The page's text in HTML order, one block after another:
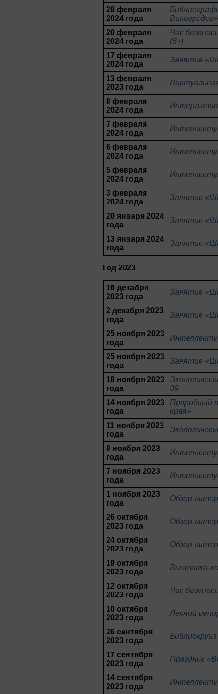
28 февраля
2024 года
20 февраля
2024 года
Час
(6+)
17 февраля
2024 года
Занятие
13 февраля
2023 года
8 февраля
2024 года
7 февраля
2024 года
6 февраля
2024 года
5 февраля
2024 года
3 февраля
2024 года
Занятие
20 января 2024
года
Занятие
13 января 2024
года
Занятие
Год 2023
16 декабря
2023 года
Занятие
2 декабря 2023
года
Занятие
25 ноября 2023
года
25 ноября 2023
года
Занятие
18 ноября 2023
года
39
14 ноября 2023
года
Природный
края»
11 ноября 2023
года
8 ноября 2023
года
7 ноября 2023
года
1 ноября 2023
года
Обзор
26 октября
2023 года
Обзор
24 октября
2023 года
Обзор
19 октября
2023 года
Выставка-
12 октября
2023 года
Час
10 октября
2023 года
Лесной
26 сентября
2023 года
17 сентября
2023 года
Праздник
14 сентября
2023 года